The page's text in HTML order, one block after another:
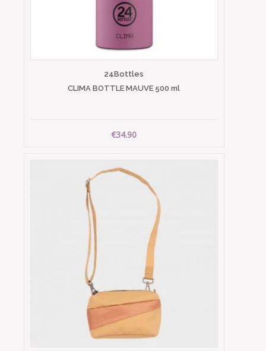
24Bottles
CLIMA BOTTLE MAUVE 500 ml
€34.90